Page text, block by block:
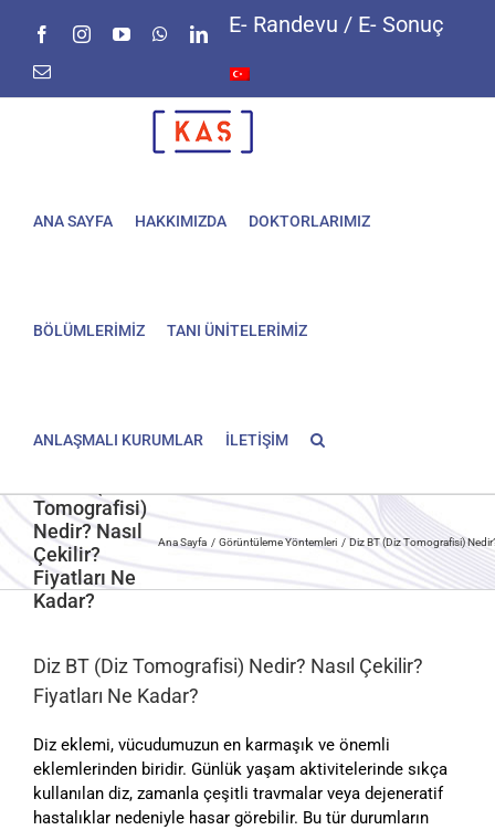
FacebookInstagramYouTubeWhatsAppLinkedIn
E-
E- Randevu / E- Sonuç
ANA SAYFA HAKKIMIZDA DOKTORLARIMIZ
BÖLÜMLERİMİZ TANI ÜNİTELERİMİZ
ANLAŞMALI KURUMLAR İLETİŞİM
Tomografisi)
Nedir? Nasıl
Çekilir?
Fiyatları Ne
Kadar?
Ana Sayfa Görüntüleme Yöntemleri Diz BT (Diz Tomografisi)
Diz BT (Diz Tomografisi) Nedir? Nasıl Çekilir?
Fiyatları Ne Kadar?
Diz eklemi, vücudumuzun en karmaşık ve önemli
eklemlerinden biridir. Günlük yaşam aktivitelerinde sıkça
kullanılan diz, zamanla çeşitli travmalar veya dejeneratif
hastalıklar nedeniyle hasar görebilir. Bu tür durumların